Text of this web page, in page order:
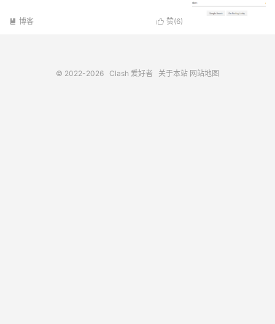
 赞(6)
 博客
© 2022-2026 Clash 爱好者 关于本站 网站地图